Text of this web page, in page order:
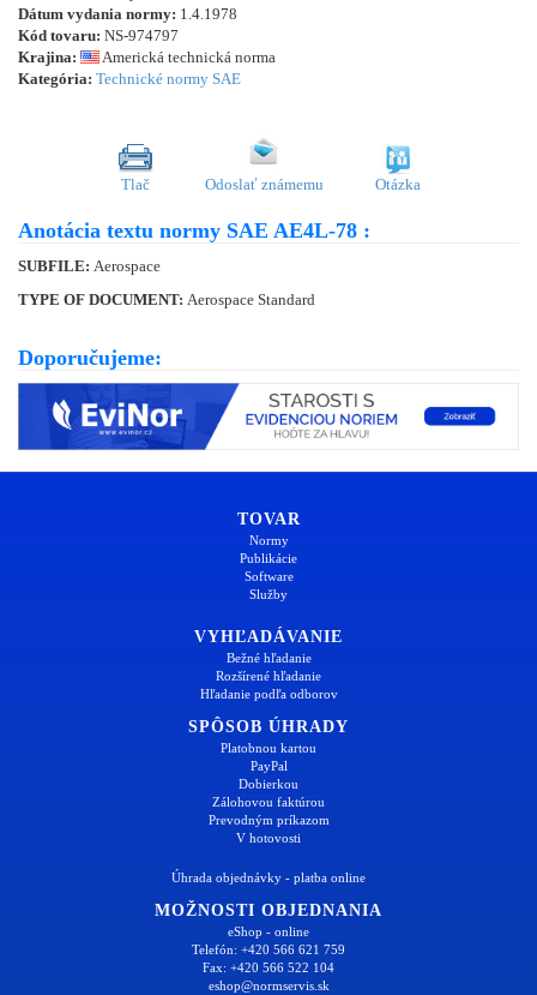
Dátum vydania normy: 1.4.1978
Kód tovaru: NS-974797
Krajina:
Americká technická norma
Kategória: Technické normy SAE
Tlač Odoslať známemu Otázka
Anotácia textu normy SAE AE4L-78 :
SUBFILE: Aerospace
TYPE OF DOCUMENT: Aerospace Standard
Doporučujeme:
TOVAR
Normy
Publikácie
Software
Služby
VYHĽADÁVANIE
Bežné hľadanie
Rozšírené hľadanie
Hľadanie podľa odborov
SPÔSOB ÚHRADY
Platobnou kartou
PayPal
Dobierkou
Zálohovou faktúrou
Prevodným príkazom
V hotovosti
Úhrada objednávky - platba online
MOŽNOSTI OBJEDNANIA
eShop - online
Telefón: +420 566 621 759
Fax: +420 566 522 104
eshop@normservis.sk